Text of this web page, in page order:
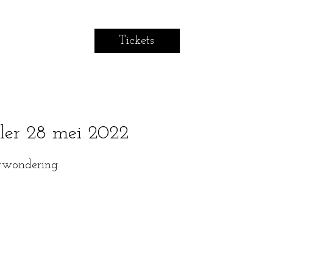
Tickets
28 mei 2022